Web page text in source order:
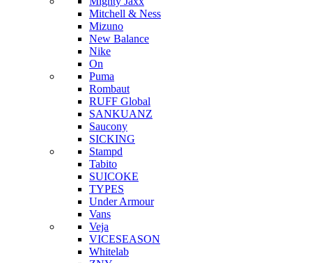
Mitchell & Ness
Mizuno
New Balance
Nike
On
Puma
Rombaut
RUFF Global
SANKUANZ
Saucony
SICKING
Stampd
Tabito
SUICOKE
TYPES
Under Armour
Vans
Veja
VICESEASON
Whitelab